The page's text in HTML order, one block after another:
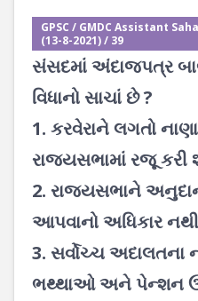
GPSC / GMDC Assistant
(13-8-2021) / 39
સંસદમાં અંદાજપત્ર
વિધાનો સાચાં છે ?
1. કરવેરાને લગતો
રાજ્યસભામાં રજૂ કરી
2. રાજ્યસભાને
આપવાનો અધિકાર
3. સર્વોચ્ચ અદાલતના
ભથ્થાઓ અને પેન્શન